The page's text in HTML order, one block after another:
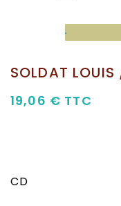
SOLDAT LOUIS
19,06 € TTC
CD